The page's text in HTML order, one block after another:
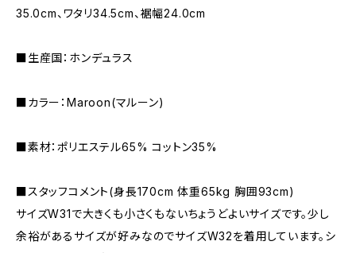
35.0cm、ワタリ34.5cm、裾幅24.0cm
■生産国：ホンデュラス
■カラー：Maroon(マルーン)
■素材：ポリエステル65% コットン35%
■スタッフコメント(身長170cm 体重65kg 胸囲93cm)
サイズW31で大きくも小さくもないちょうどよいサイズです。少し
余裕があるサイズが好みなのでサイズW32を着用しています。シ